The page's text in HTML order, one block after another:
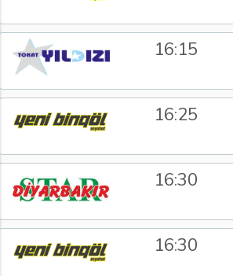
16:15
16:25
16:30
16:30